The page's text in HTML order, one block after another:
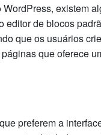
existem
de blocos
que os usuários
que oferece
preferem a